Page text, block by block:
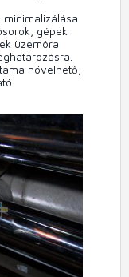
gépek
üzemóra
növelhető,